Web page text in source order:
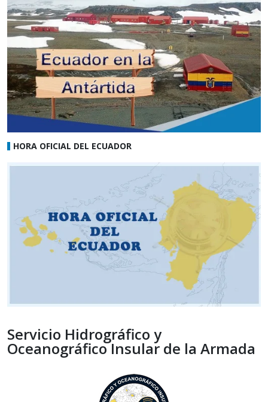
HORA OFICIAL DEL ECUADOR
Servicio Hidrográfico y
Oceanográfico Insular de la Armada